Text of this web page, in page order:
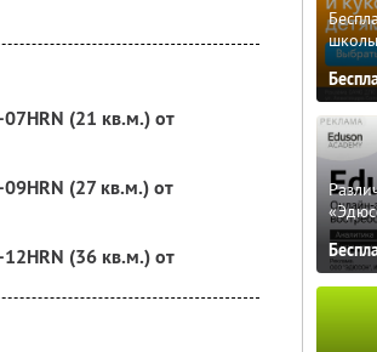
(21 кв.м.)от
(27 кв.м.) от
(36 кв.м.) от